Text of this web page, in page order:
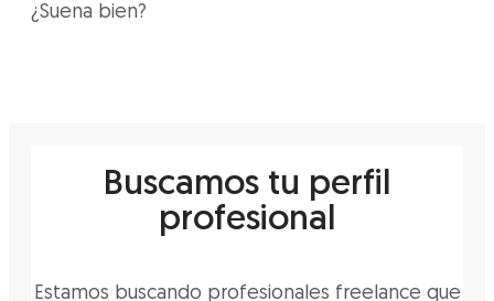
¿Suena bien?
Buscamos tu perfil
profesional
Estamos buscando profesionales freelance que